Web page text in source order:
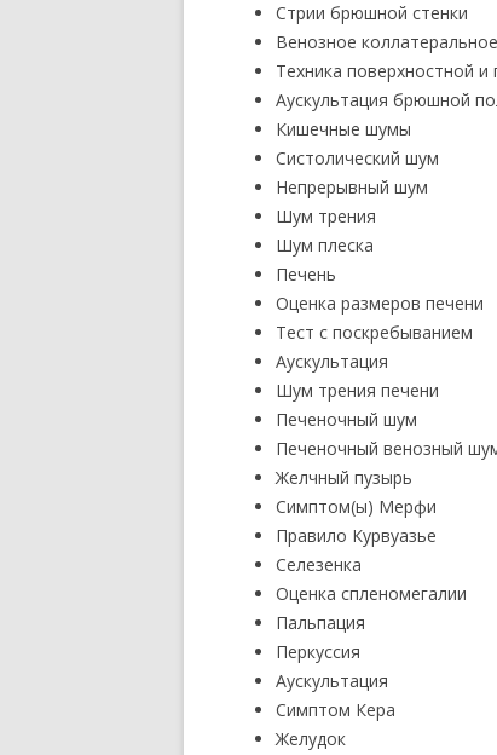
Стрии брюшной стенки
Венозное
Техника поверхностной и
Аускультация брюшной
Кишечные шумы
Систолический шум
Непрерывный шум
Шум трения
Шум плеска
Печень
Оценка размеров печени
Тест с поскребыванием
Аускультация
Шум трения печени
Печеночный шум
Печеночный венозный
Желчный пузырь
Симптом(ы) Мерфи
Правило Курвуазье
Селезенка
Оценка спленомегалии
Пальпация
Перкуссия
Аускультация
Симптом Кера
Желудок